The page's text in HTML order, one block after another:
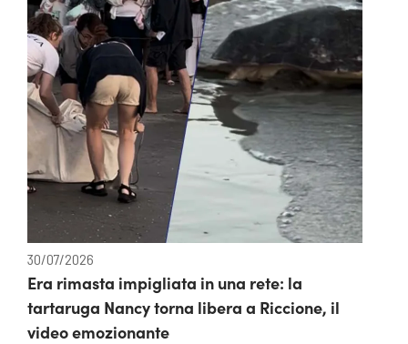
30/07/2026
Era rimasta impigliata in una rete: la
tartaruga Nancy torna libera a Riccione, il
video emozionante